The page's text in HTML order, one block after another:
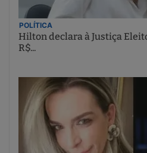
POLÍTICA
Hilton declara à Justiça
R$...